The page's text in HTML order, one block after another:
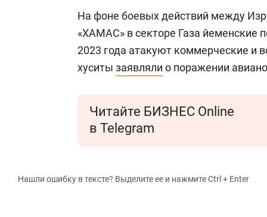
На фоне боевых действий между
«ХАМАС» в секторе Газа йеменские
2023 года атакуют коммерческие и
хуситы заявляли о поражении
Читайте БИЗНЕС Online
в Telegram
Нашли ошибку в тексте? Выделите ее и нажмите Ctrl + Enter